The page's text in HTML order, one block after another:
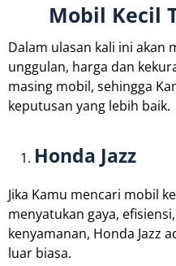
Mobil Kecil
Dalam ulasan kali ini akan
unggulan, harga dan
masing mobil, sehingga
keputusan yang lebih baik.
Honda Jazz
Jika Kamu mencari mobil
menyatukan gaya,
kenyamanan, Honda Jazz
luar biasa.